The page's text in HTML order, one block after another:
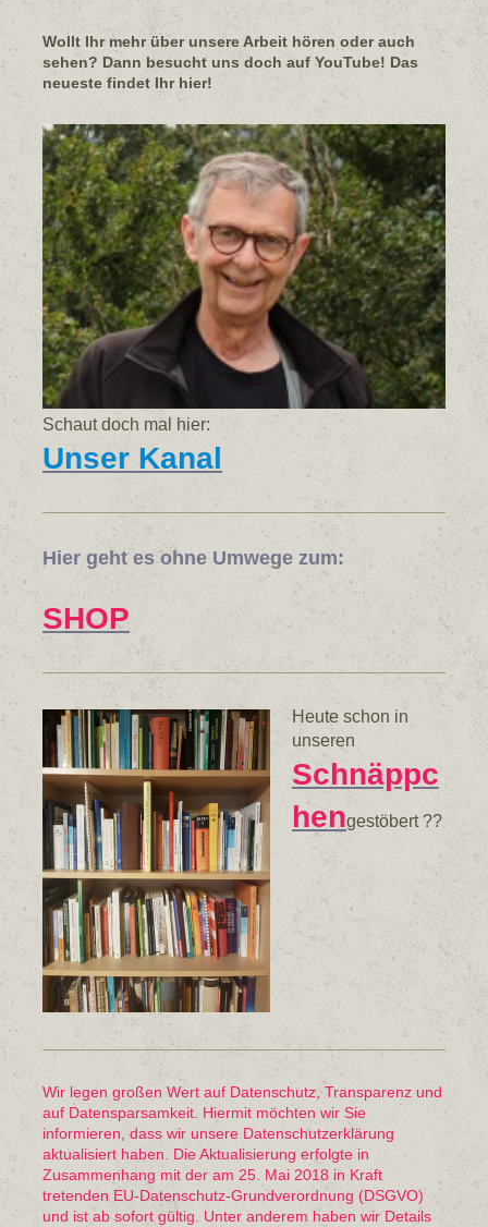
Wollt Ihr mehr über unsere Arbeit hören oder auch
sehen? Dann besucht uns doch auf YouTube! Das
neueste findet Ihr hier!
Schaut doch mal hier:
Unser Kanal
Hier geht es ohne Umwege zum:
SHOP
Heute schon in
unseren
Schnäppc
hengestöbert ??
Wir legen großen Wert auf Datenschutz, Transparenz und
auf Datensparsamkeit. Hiermit möchten wir Sie
informieren, dass wir unsere Datenschutzerklärung
aktualisiert haben. Die Aktualisierung erfolgte in
Zusammenhang mit der am 25. Mai 2018 in Kraft
tretenden EU-Datenschutz-Grundverordnung (DSGVO)
und ist ab sofort gültig. Unter anderem haben wir Details